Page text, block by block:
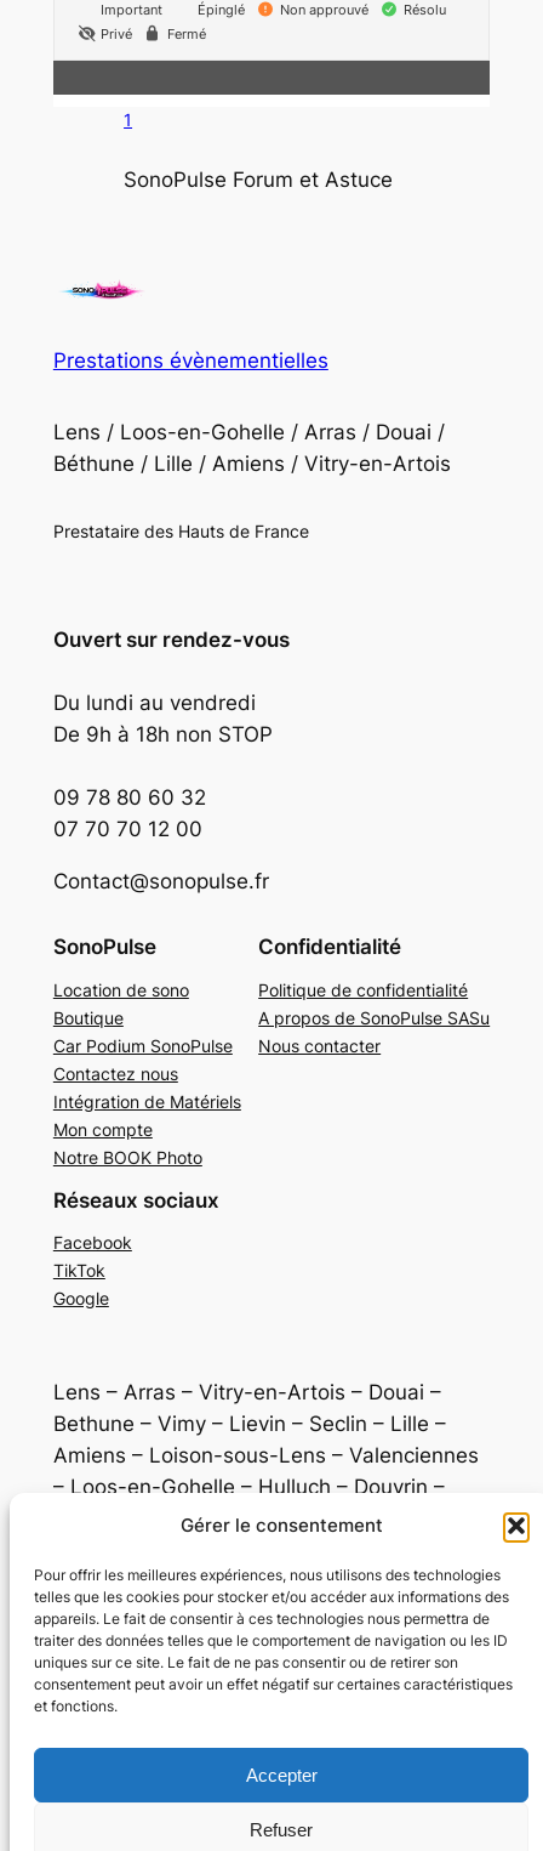
Gérer le consentement
Pour offrir les meilleures expériences, nous utilisons des technologies
telles que les cookies pour stocker et/ou accéder aux informations des
appareils. Le fait de consentir à ces technologies nous permettra de
traiter des données telles que le comportement de navigation ou les ID
uniques sur ce site. Le fait de ne pas consentir ou de retirer son
consentement peut avoir un effet négatif sur certaines caractéristiques
et fonctions.
Accepter
Refuser
Important
Épinglé Non approuvé
Résolu
Privé
Fermé
1
SonoPulse Forum et Astuce
Prestations évènementielles
Lens / Loos-en-Gohelle / Arras / Douai /
Béthune / Lille / Amiens / Vitry-en-Artois
Prestataire des Hauts de France
Ouvert sur rendez-vous
Du lundi au vendredi
De 9h à 18h non STOP
09 78 80 60 32
07 70 70 12 00
Contact@sonopulse.fr
SonoPulse
Location de sono
Boutique
Car Podium SonoPulse
Contactez nous
Intégration de Matériels
Mon compte
Notre BOOK Photo
Confidentialité
Politique de confidentialité
A propos de SonoPulse SASu
Nous contacter
Réseaux sociaux
Facebook
TikTok
Google
Lens – Arras – Vitry-en-Artois – Douai –
Bethune – Vimy – Lievin – Seclin – Lille –
Amiens – Loison-sous-Lens – Valenciennes
– Loos-en-Gohelle – Hulluch – Douvrin –
Denain – Cambrai – Calais – Dunkerque –
Tourcoing – Roubaix – Villeneuve-d’Ascq –
Denain – Boulogne – Audomarois
SONOPULSE SASu 5003 rue Jean MONNET , 62490
Vitry-en-Artois / Siret 90922436200022 / TVA intra
FR21909224362
© 2022 – 2025. Tous droits réservés.